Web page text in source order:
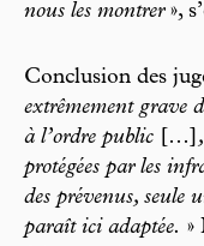
nous les montrer»,
Conclusion des
extrêmement grave
à l’ordre public
[…]
protégées par les
des prévenus, seule
paraît ici adaptée. »